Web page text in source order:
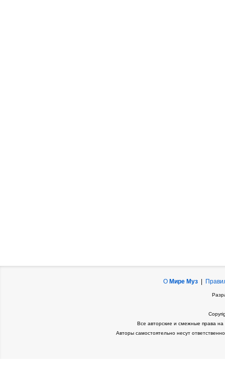
О Мире Муз|
Все авторские и смежные права
Авторы самостоятельно несут